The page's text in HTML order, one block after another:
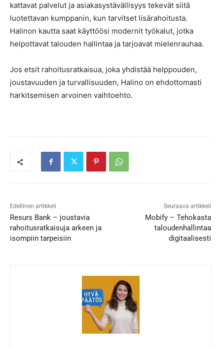
kattavat palvelut ja asiakasystävällisyys tekevät siitä
luotettavan kumppanin, kun tarvitset lisärahoitusta.
Halinon kautta saat käyttöösi modernit työkalut, jotka
helpottavat talouden hallintaa ja tarjoavat mielenrauhaa.
Jos etsit rahoitusratkaisua, joka yhdistää helppouden,
joustavuuden ja turvallisuuden, Halino on ehdottomasti
harkitsemisen arvoinen vaihtoehto.
Edellinen artikkeli
Resurs Bank – joustavia
rahoitusratkaisuja arkeen ja
isompiin tarpeisiin
Seuraava artikkeli
Mobify – Tehokasta
taloudenhallintaa
digitaalisesti